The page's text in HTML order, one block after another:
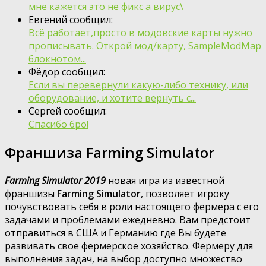
мне кажется это не фикс а вирус\
Евгений сообщил:
Всё работает,просто в модовские карты нужно
прописывать. Открой мод/карту, SampleModMap
блокнотом...
Фёдор сообщил:
Если вы перевернули какую-либо технику, или
оборудование, и хотите вернуть с...
Сергей сообщил:
Спасибо бро!
Франшиза Farming Simulator
Farming Simulator 2019 новая игра из известной
франшизы Farming Simulator, позволяет игроку
почувствовать себя в роли настоящего фермера с его
задачами и проблемами ежедневно. Вам предстоит
отправиться в США и Германию где Вы будете
развивать свое фермерское хозяйство. Фермеру для
выполнения задач, на выбор доступно множество